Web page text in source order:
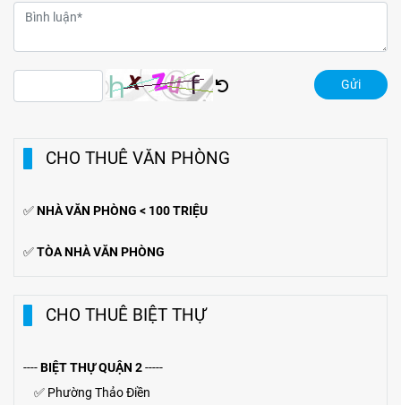
Gửi
CHO THUÊ VĂN PHÒNG
✅NHÀ VĂN PHÒNG < 100 TRIỆU
✅TÒA NHÀ VĂN PHÒNG
CHO THUÊ BIỆT THỰ
----BIỆT THỰ QUẬN 2-----
✅ Phường Thảo Điền